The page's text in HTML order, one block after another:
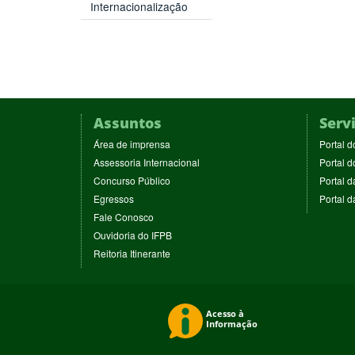
Internacionalização
Assuntos
Área de imprensa
em
nova
Assessoria Internacional
Concurso Público
Egressos(abre
nova
janela)
Fale Conosco
em
nova
janela)
Ouvidoria do IFPB(abre
Reitoria Itinerante(abre
Portal
Portal
Portal
Portal